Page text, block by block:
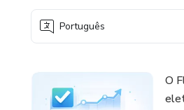
Português
O